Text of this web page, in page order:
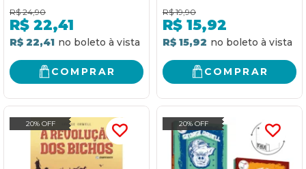
R$ 24,90
R$ 22,41
R$ 22,41
COMPRAR
R$ 19,90
R$ 15,92
R$ 15,92
COMPRAR
20% OFF 20% OFF